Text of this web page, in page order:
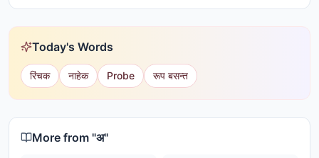
Today's Words
रिंचक नाहेक Probe रूप बसन्त
More from "अ"